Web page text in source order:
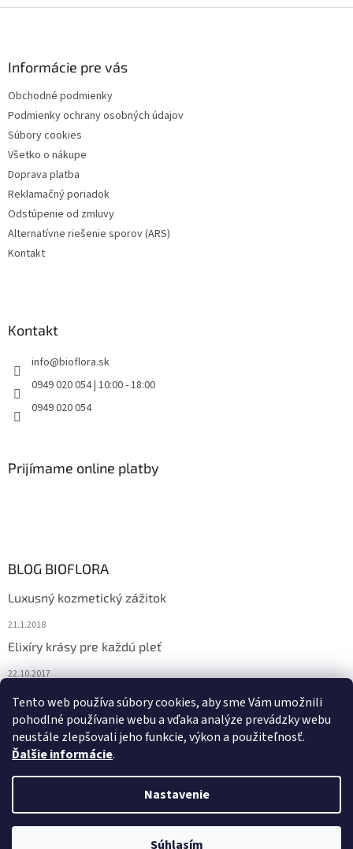
Tento web používa súbory cookies, aby sme Vám umožnili
pohodlné používanie webu a vďaka analýze prevádzky webu
neustále zlepšovali jeho funkcie, výkon a použiteľnosť.
Ďalšie informácie.
Nastavenie
Súhlasím
Informácie pre vás
Obchodné podmienky
Podmienky ochrany osobných údajov
Súbory cookies
Všetko o nákupe
Doprava platba
Reklamačný poriadok
Odstúpenie od zmluvy
Alternatívne riešenie sporov (ARS)
Kontakt
Kontakt
info@bioflora.sk
0949 020 054 | 10:00 - 18:00
0949 020 054
Prijímame online platby
BLOG BIOFLORA
Luxusný kozmetický zážitok
21.1.2018
Elixíry krásy pre každú pleť
22.10.2017
Spoznajte prírodnú kozmetiku Sante
10.10.2017
Copyright 2026Bioflora.sk. Všetky práva vyhradené.Upraviť